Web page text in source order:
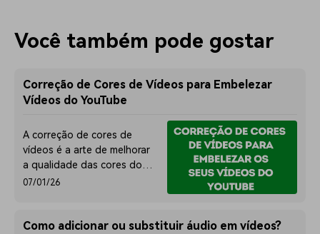
Você também pode gostar
Correção de Cores de Vídeos para Embelezar
Vídeos do YouTube
A correção de cores de
vídeos é a arte de melhorar
a qualidade das cores do
seu vídeo de acordo com
programas para ajustar as
07/01/26
Como adicionar ou substituir áudio em vídeos?